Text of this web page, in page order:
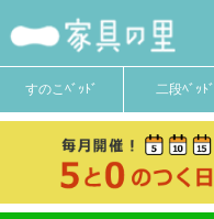
すのこﾍﾞｯﾄﾞ 二段ﾍﾞｯﾄﾞ